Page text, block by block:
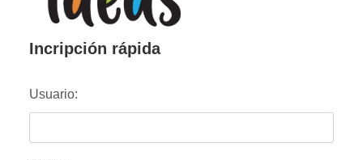
Incripción rápida
Usuario: